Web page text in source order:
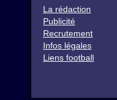
La rédaction
Publicité
Recrutement
Infos légales
Liens football